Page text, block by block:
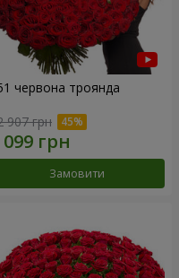
червона троянда
907 грн
Замовити